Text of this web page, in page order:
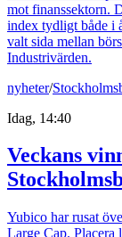
mot finanssektorn.
index tydligt både i
valt sida mellan
Industrivärden.
nyheter/
Idag, 14:40
Veckans
Yubico har rusat
Large Cap. Placera